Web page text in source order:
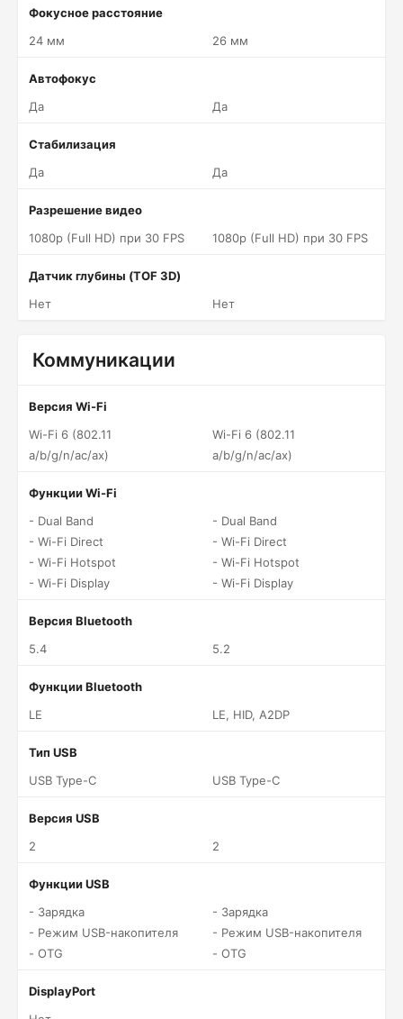
Фокусное расстояние
24 мм
26 мм
Автофокус
Да
Да
Стабилизация
Да
Да
Разрешение видео
1080p (Full HD) при 30 FPS
1080p (Full HD) при 30 FPS
Датчик глубины (TOF 3D)
Нет
Нет
Коммуникации
Версия Wi-Fi
Wi-Fi 6 (802.11
a/b/g/n/ac/ax)
Wi-Fi 6 (802.11
a/b/g/n/ac/ax)
Функции Wi-Fi
- Dual Band
- Wi-Fi Direct
- Wi-Fi Hotspot
- Wi-Fi Display
- Dual Band
- Wi-Fi Direct
- Wi-Fi Hotspot
- Wi-Fi Display
Версия Bluetooth
5.4
5.2
Функции Bluetooth
LE
LE, HID, A2DP
Тип USB
USB Type-C
USB Type-C
Версия USB
2
2
Функции USB
- Зарядка
- Режим USB-накопителя
- OTG
- Зарядка
- Режим USB-накопителя
- OTG
DisplayPort